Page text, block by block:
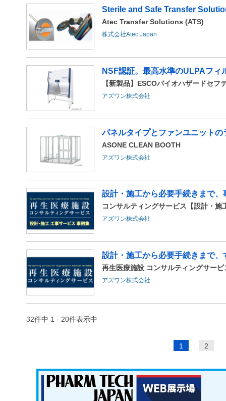
Sterile and Safe Transfer
Atec Transfer Solutions (ATS)
株式会社Atec Japan
NSF認証。最高水準のULPAフィ
【新製品】ESCOバイオハザードセ
アズワン株式会社
パネルタイプとファンユニット
ASONE CLEAN BOOTH
アズワン株式会社
設計・施工から必要手続きまで
コンサルティングサービス【設計・施
アズワン株式会社
設計・施工から必要手続きまで
再生医療施設 コンサルティングサービ
アズワン株式会社
32件中 1 - 20件表示中
1 2